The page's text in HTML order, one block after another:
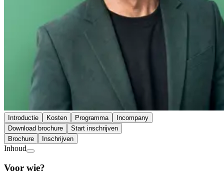
Introductie Kosten Programma
Incompany
Download brochure
Start inschrijven
Brochure
Inschrijven
Inhoud
Voor wie?